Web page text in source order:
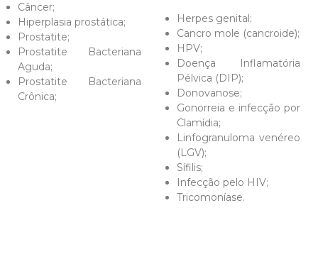
Câncer;
Hiperplasia prostática;
Prostatite;
Prostatite Bacteriana
Aguda;
Prostatite Bacteriana
Crônica;
Herpes genital;
Cancro mole (cancroide);
HPV;
Doença Inflamatória
Pélvica (DIP);
Donovanose;
Gonorreia e infecção por
Clamídia;
Linfogranuloma venéreo
(LGV);
Sífilis;
Infecção pelo HIV;
Tricomoníase.